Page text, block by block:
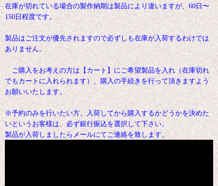
在庫が切れている場合の製作納期は製品により違いますが、60日〜
150日程度です。
製品はご注文が優先されますので必ずしも在庫が入荷するわけでは
ありません。
ご購入をお考えの方は【カート】にご希望製品を入れ（在庫切れ
でもカートに入れられます）、購入の手続きを行って頂きますよう
お願いいたします。
※予約のみを行いたい方、入荷してから購入するかどうかを決めた
いというお客様は、必ず銀行振込を選択して下さい。
製品が入荷しましたらメールにてご連絡を致します。